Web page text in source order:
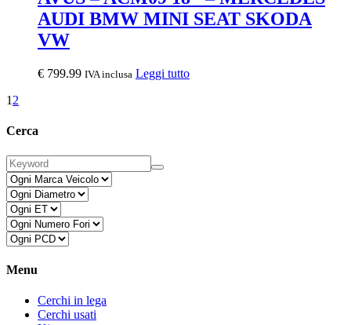
AUDI BMW MINI SEAT SKODA
VW
€ 799.99 IVA inclusa Leggi tutto
1 2
Cerca
Menu
Cerchi in lega
Cerchi usati